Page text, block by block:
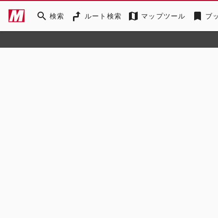
search 検索 ルート検索 map マップツール bookmark ブ